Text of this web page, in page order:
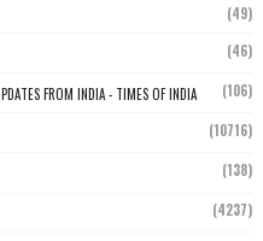
(49)
(46)
FROM INDIA - TIMES OF INDIA (106)
(10716)
(138)
(4237)